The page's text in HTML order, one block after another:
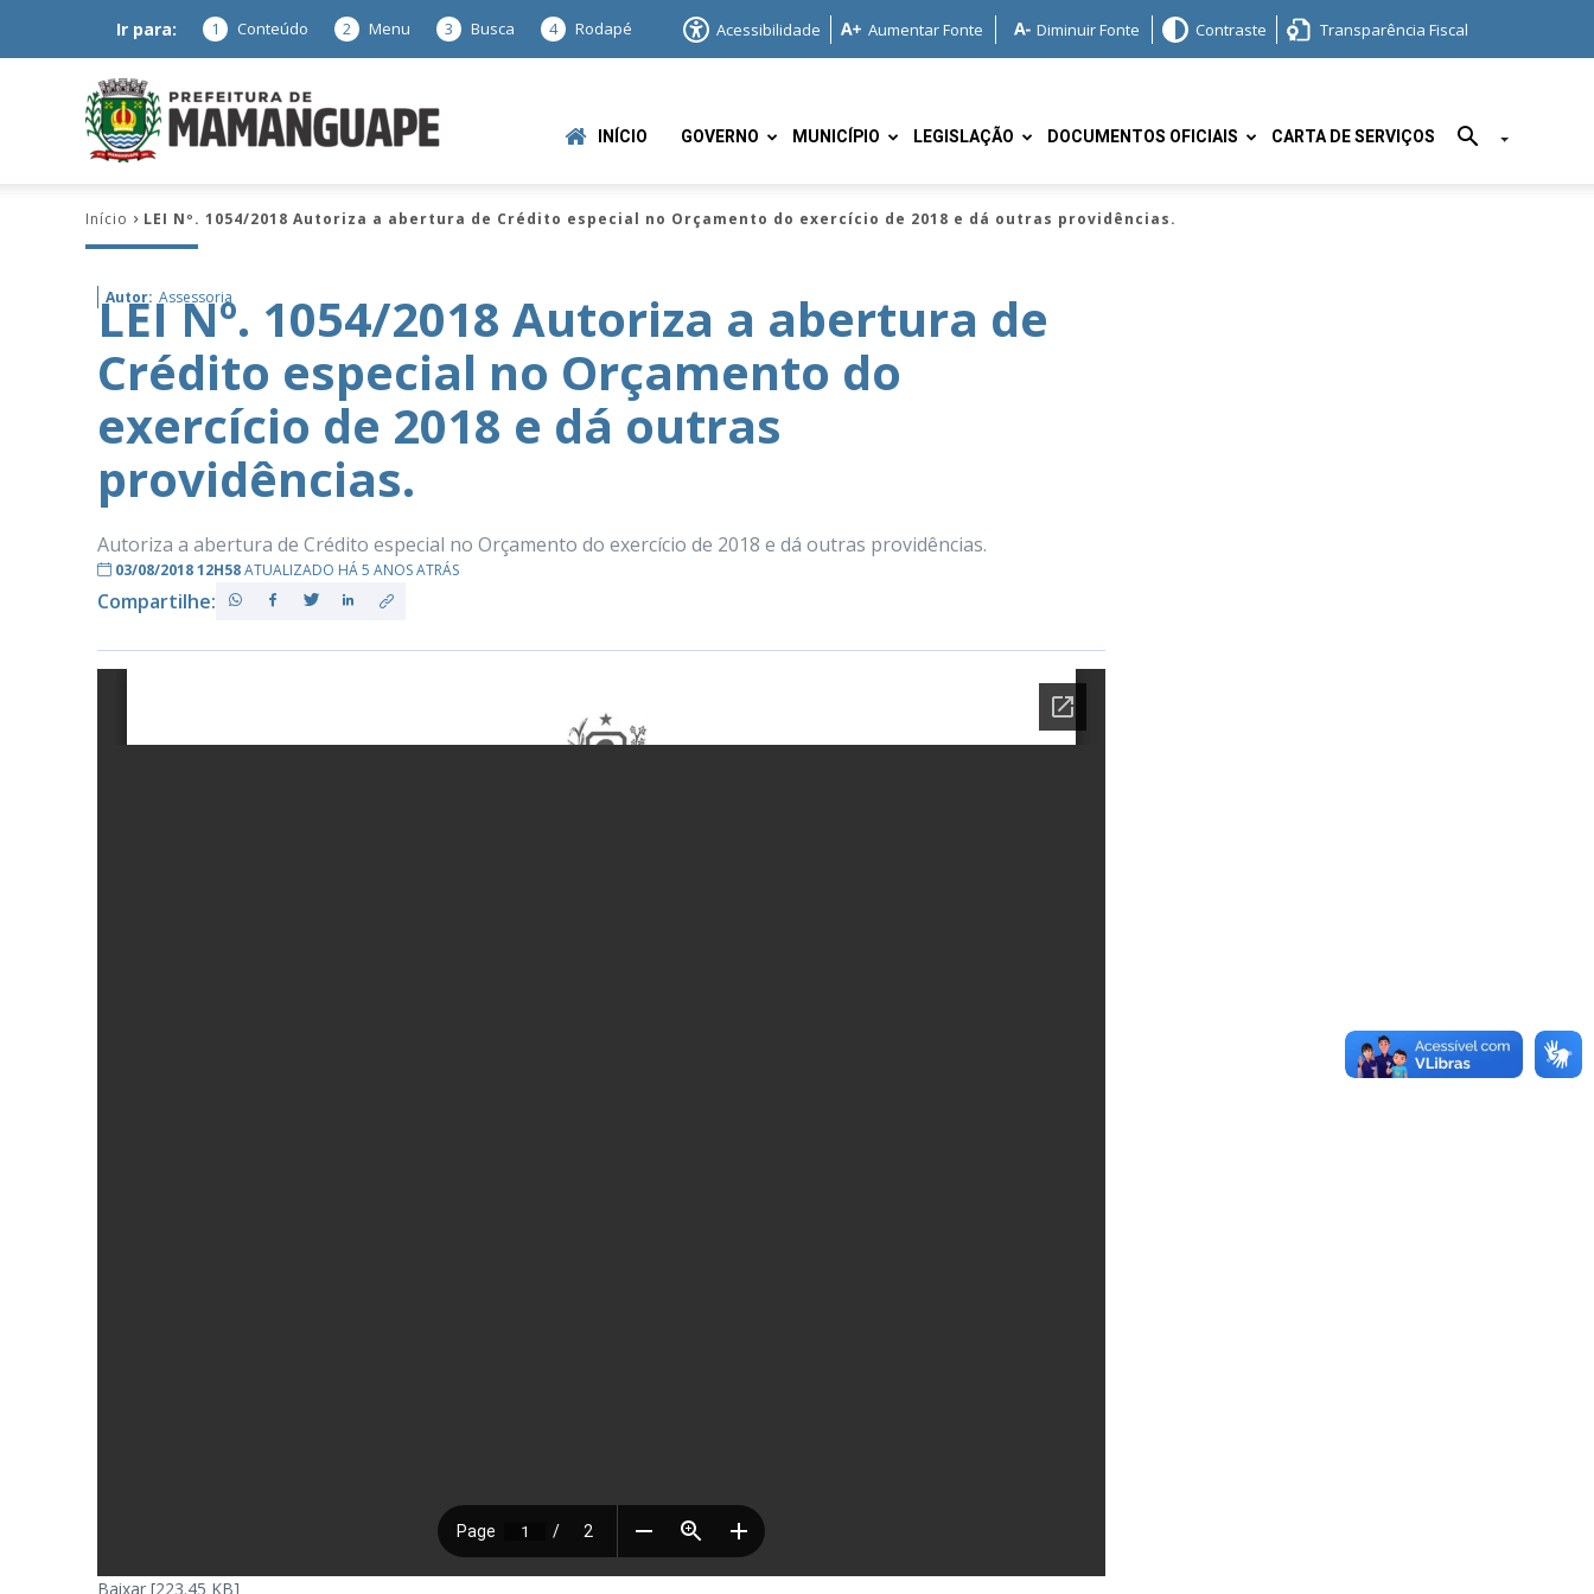
Ir para: 1 Conteúdo 2 Menu 3 Busca 4 Rodapé Acessibilidade Aumentar Fonte Diminuir Fonte Contraste Transparência Fiscal
Mamanguape
INÍCIO GOVERNO MUNICÍPIO LEGISLAÇÃO DOCUMENTOS OFICIAIS CARTA DE SERVIÇOS
Início LEI Nº. 1054/2018 Autoriza a abertura de Crédito especial no Orçamento do exercício de 2018 e dá outras providências.
Autor: Assessoria
LEI Nº. 1054/2018 Autoriza a abertura de
Crédito especial no Orçamento do
exercício de 2018 e dá outras
providências.
Autoriza a abertura de Crédito especial no Orçamento do exercício de 2018 e dá outras providências.
03/08/2018 12H58ATUALIZADO HÁ 5 ANOS ATRÁS
Compartilhe:
Baixar [223.45 KB]